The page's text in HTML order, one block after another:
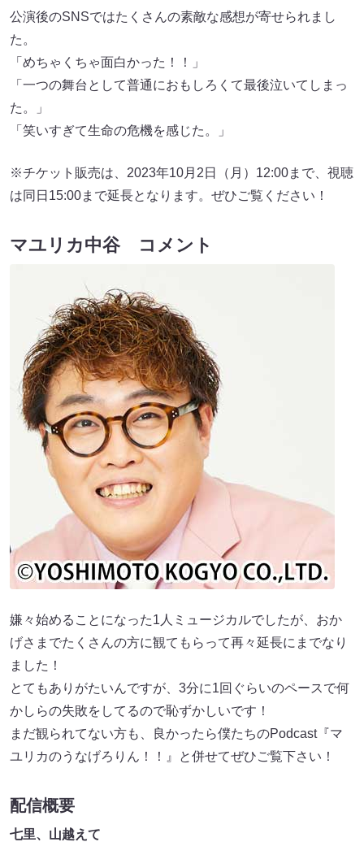
公演後のSNSではたくさんの素敵な感想が寄せられまし
た。
「めちゃくちゃ面白かった！！」
「一つの舞台として普通におもしろくて最後泣いてしまっ
た。」
「笑いすぎて生命の危機を感じた。」
※チケット販売は、2023年10月2日（月）12:00まで、視聴
は同日15:00まで延長となります。ぜひご覧ください！
マユリカ中谷 コメント
嫌々始めることになった1人ミュージカルでしたが、おか
げさまでたくさんの方に観てもらって再々延長にまでなり
ました！
とてもありがたいんですが、3分に1回ぐらいのペースで何
かしらの失敗をしてるので恥ずかしいです！
まだ観られてない方も、良かったら僕たちのPodcast『マ
ユリカのうなげろりん！！』と併せてぜひご覧下さい！
配信概要
七里、山越えて